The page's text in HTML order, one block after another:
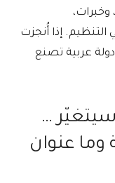
وخبرات،
⁠إذا أُنجزت
عربية تصنع
سيتغيّر …
وما عنوان